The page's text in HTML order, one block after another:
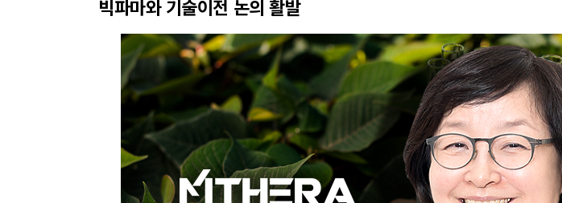
빅파마와 기술이전 논의 활발